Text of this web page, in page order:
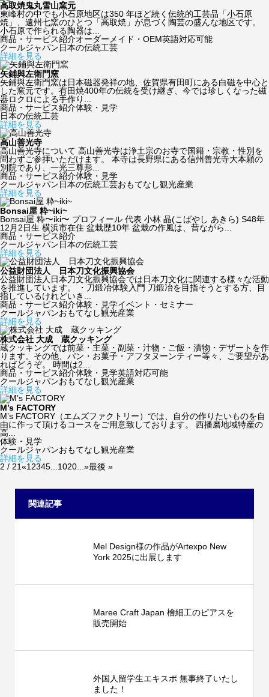
高取焼鬼丸雪山窯元
東峰村の中でも小石原地区は350 年ほど続く伝統的工芸品「小石原
焼」、遠州七窯のひとつ「高取焼」が息づく陶芸の盛んな地区です。
小石原で作られる陶器は...
商品・サービス紹介オーダーメイド・OEM英語対応可能
クールジャパン日本の伝統工芸
詳細を見る
矢鋪與左衛門窯
矢鋪與左衛門窯は日本磁器発祥の地、佐賀県有田町にある白磁を中心と
した窯元です。有田焼400年の伝統を受け継ぎ、今では珍しくなった磁
器ロクロによる手作り...
商品・サービス紹介体験・見学
日本の伝統工芸
詳細を見る
高山善光寺
高山善光寺について 高山善光寺は浄土宗のお寺で国籍・宗教・性別を
問わずご参拝いただけます。 本寺は長野県にある信州善光寺大本願の
別院であり、一光三尊形...
商品・サービス紹介体験・見学
クールジャパン日本の伝統工芸おもてなし観光産業
詳細を見る
Bonsai屋 粋~iki~
Bonsai屋 粋〜iki〜 プロフィール 代表 小林 晶(こばやし あきら) S48年
12月2日生 横浜市在住 盆栽歴10年 盆栽の作風は、昔ながら...
商品・サービス紹介
クールジャパン日本の伝統工芸
詳細を見る
公益財団法人 日本刀文化振興協会
公益財団法人日本刀文化振興協会では日本刀文化に関連する様々な活動
を推進しています。 ・刀鍛冶体験入門 刀鍛冶を目指そうとする方、目
指しているけれどいき...
商品・サービス紹介体験・見学イベント・セミナー
クールジャパンおもてなし観光産業
詳細を見る
株式会社 大成 蔵クッキング
蔵クッキングでは前菜・主菜・副菜・汁物・ご飯・漬物・デザートを作
ります。その他、パン・お菓子・アフタヌーンティー等々、ご要望があ
ればどうぞ。 時間は2...
商品・サービス紹介体験・見学英語対応可能
クールジャパンおもてなし観光産業
詳細を見る
M’s FACTORY
M’s FACTORY（エムズファクトリー）では、自分の作りたいものを自
由に作って頂けるコースをご用意致しております。 西播磨地域特産の
高...
体験・見学
クールジャパンおもてなし観光産業
詳細を見る
2 / 21«1 2345 1020 »最後 »
関連記事
Mel Design様の作品がArtexpo New
York 2025に出展します
Maree Craft Japan 檜細工のピアスを
販売開始
外国人留学生エキスポ 無事終了いたし
ました！